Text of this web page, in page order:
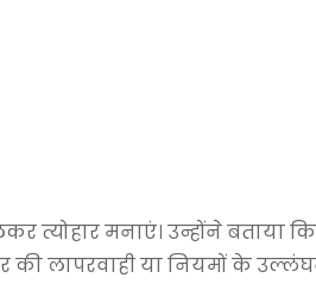
मनाएं। उन्होंने बताया कि
की लापरवाही या नियमों के